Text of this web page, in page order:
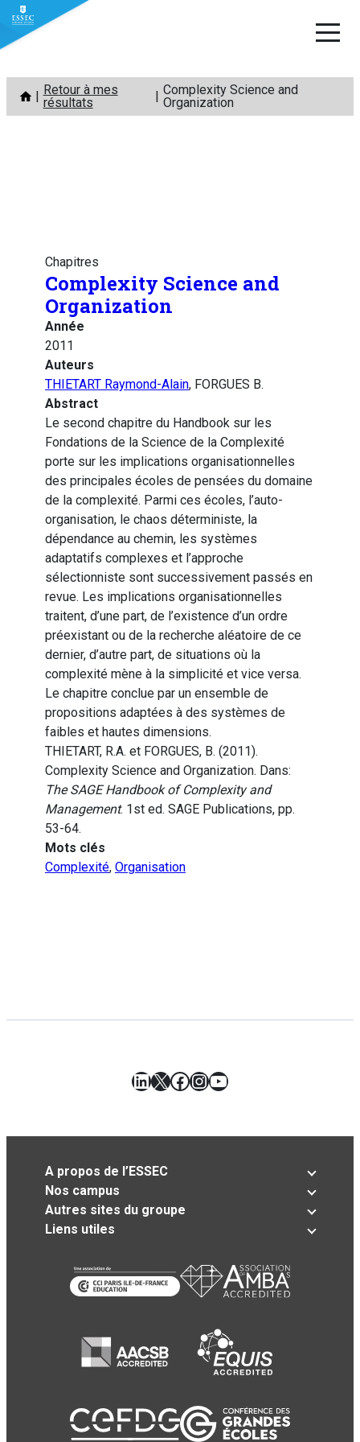
Aller
contenu
Retour à mes
résultats
Complexity Science and
Organization
Chapitres
Complexity Science and
Organization
Année
2011
Auteurs
THIETART Raymond-Alain, FORGUES B.
Abstract
Le second chapitre du Handbook sur les
Fondations de la Science de la Complexité
porte sur les implications organisationnelles
des principales écoles de pensées du domaine
de la complexité. Parmi ces écoles, l’auto-
organisation, le chaos déterministe, la
dépendance au chemin, les systèmes
adaptatifs complexes et l’approche
sélectionniste sont successivement passés en
revue. Les implications organisationnelles
traitent, d’une part, de l’existence d’un ordre
préexistant ou de la recherche aléatoire de ce
dernier, d’autre part, de situations où la
complexité mène à la simplicité et vice versa.
Le chapitre conclue par un ensemble de
propositions adaptées à des systèmes de
faibles et hautes dimensions.
THIETART, R.A. et FORGUES, B. (2011).
Complexity Science and Organization. Dans:
The SAGE Handbook of Complexity and
Management. 1st ed. SAGE Publications, pp.
53-64.
Mots clés
Complexité, Organisation
LinkedIn
X Facebook
Instagram
YouTube
A propos de l’ESSEC
Nos campus
Autres sites du groupe
Liens utiles